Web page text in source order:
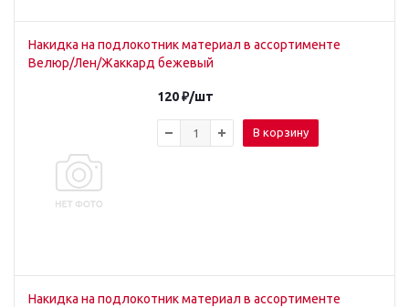
Накидка на подлокотник материал в ассортименте
Велюр/Лен/Жаккард бежевый
120₽/шт
В корзину
Накидка на подлокотник материал в ассортименте